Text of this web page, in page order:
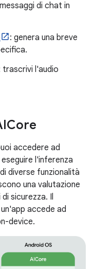
di chat in
: genera una breve
trascrivi l'audio
accedere ad
l'inferenza
diverse funzionalità
una valutazione
sicurezza. Il
accede ad
device.